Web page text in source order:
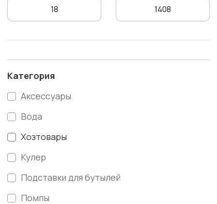
Категория
Аксессуары
Вода
Хозтовары
Кулер
Подставки для бутылей
Помпы